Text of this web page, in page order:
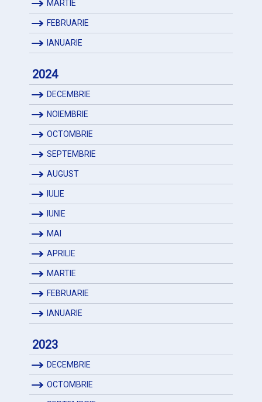
MARTIE
FEBRUARIE
IANUARIE
2024
DECEMBRIE
NOIEMBRIE
OCTOMBRIE
SEPTEMBRIE
AUGUST
IULIE
IUNIE
MAI
APRILIE
MARTIE
FEBRUARIE
IANUARIE
2023
DECEMBRIE
OCTOMBRIE